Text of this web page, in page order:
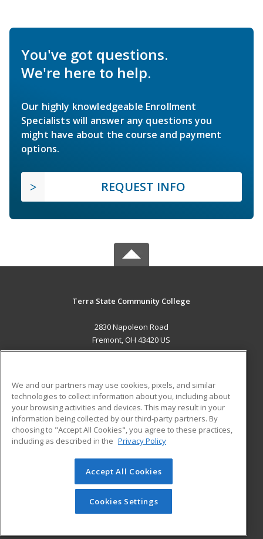
You've got questions.
We're here to help.
Our highly knowledgeable Enrollment
Specialists will answer any questions you
might have about the course and payment
options.
REQUEST INFO
Terra State Community College
2830 Napoleon Road
Fremont, OH 43420 US
ADDITIONAL RESOURCES
Military
Financial Assistance
Help
Student Blog
© 2026 ed2go, a division of Cengage Learning. All rights
reserved. The material on this site cannot be reproduced or
redistributed unless you have obtained prior written
permission from Cengage Learning.Privacy Policy
We and our partners may use cookies, pixels, and similar
technologies to collect information about you, including about
your browsing activities and devices. This may result in your
information being collected by our third-party partners. By
choosing to "Accept All Cookies", you agree to these practices,
including as described in the Privacy Policy
Accept All Cookies
Cookies Settings